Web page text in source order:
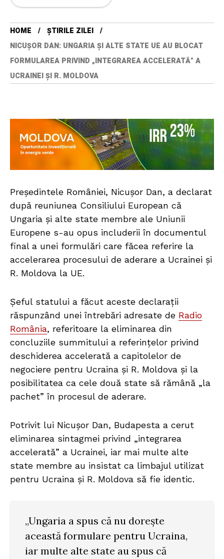
HOME
ȘTIRILE ZILEI
NICUȘOR DAN: UNGARIA ȘI ALTE STATE UE AU BLOCAT
FORMULAREA PRIVIND „INTEGRAREA ACCELERATĂ” A
UCRAINEI ȘI R. MOLDOVA
Președintele României, Nicușor Dan, a declarat
după reuniunea Consiliului European că
Ungaria și alte state membre ale Uniunii
Europene s-au opus includerii în documentul
final a unei formulări care făcea referire la
accelerarea procesului de aderare a Ucrainei și
R. Moldova la UE.
Șeful statului a făcut aceste declarații
răspunzând unei întrebări adresate de Radio
România, referitoare la eliminarea din
concluziile summitului a referințelor privind
deschiderea accelerată a capitolelor de
negociere pentru Ucraina și R. Moldova și la
posibilitatea ca cele două state să rămână „la
pachet” în procesul de aderare.
Potrivit lui Nicușor Dan, Budapesta a cerut
eliminarea sintagmei privind „integrarea
accelerată” a Ucrainei, iar mai multe alte
state membre au insistat ca limbajul utilizat
pentru Ucraina și R. Moldova să fie identic.
„Ungaria a spus că nu dorește
această formulare pentru Ucraina,
iar multe alte state au spus că